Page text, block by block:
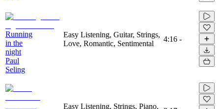
Running
in the
night
Paul
Seling
Easy Listening, Guitar, Strings,
Love, Romantic, Sentimental
4:16 -
Easy Listening, Strings, Piano,